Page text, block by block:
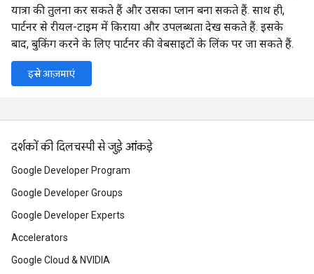
यात्रा की तुलना कर सकते हैं और उसका प्लान बना सकते हैं. साथ ही,
पार्टनर से रीयल-टाइम में किराया और उपलब्धता देख सकते हैं. इसके
बाद, बुकिंग करने के लिए पार्टनर की वेबसाइटों के लिंक पर जा सकते हैं.
इसे आज़माएं
दर्शकों की दिलचस्पी से जुड़े आंकड़े
Google Developer Program
Google Developer Groups
Google Developer Experts
Accelerators
Google Cloud & NVIDIA